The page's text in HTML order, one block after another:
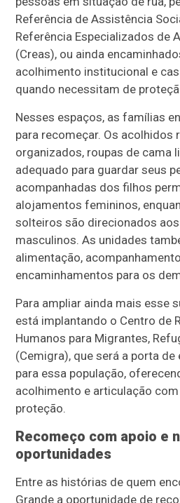
Referência de Assistência
Referência Especializados de
(Creas), ou ainda
acolhimento institucional e
quando necessitam de
Nesses espaços, as famílias
para recomeçar. Os acolhidos
organizados, roupas de cama
adequado para guardar seus
acompanhadas dos filhos
alojamentos femininos,
solteiros são direcionados
masculinos. As unidades
alimentação,
encaminhamentos para os
Para ampliar ainda mais esse
está implantando o Centro de
Humanos para Migrantes,
(Cemigra), que será a porta
para essa população,
acolhimento e articulação
proteção.
Recomeço com apoio e
oportunidades
Entre as histórias de quem
Grande a oportunidade de